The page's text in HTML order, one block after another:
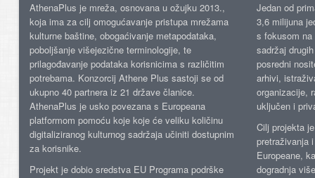
AthenaPlus je mreža, osnovana u ožujku 2013.,
koja ima za cilj omogućavanje pristupa mrežama
kulturne baštine, obogaćivanje metapodataka,
poboljšanje višejezične terminologije, te
prilagođavanje podataka korisnicima s različitim
potrebama. Konzorcij Athene Plus sastoji se od
ukupno 40 partnera iz 21 države članice.
AthenaPlus je usko povezana s Europeana
platformom pomoću koje koje će veliku količinu
digitaliziranog kulturnog sadržaja učiniti dostupnim
za korisnike.
Projekt je dobio sredstva EU Programa podrške
Jedan od
3,6 milijuna
s fokusom
sadržaj
posredni
arhivi,
organizacije,
uključen i
Cilj projekta
pretraživanja
Europeane,
dogradnja